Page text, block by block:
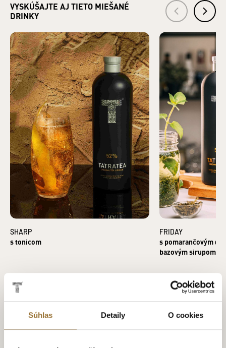
Súhlas Detaily O cookies
VÝROBCA: TATRA DISTILLERY s. r. o., Pradiareň 40, 060 01
Kežmarok IČO: 43937721
Kežmarok IČO: 36247367
VYSKÚŠAJTE AJ TIETO MIEŠANÉ
DRINKY
SHARP
s tonicom
FRIDAY
s pomarančovým
bazovým sirupom